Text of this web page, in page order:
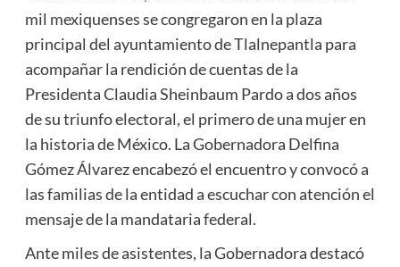
mil mexiquenses se congregaron en la plaza
principal del ayuntamiento de Tlalnepantla para
acompañar la rendición de cuentas de la
Presidenta Claudia Sheinbaum Pardo a dos años
de su triunfo electoral, el primero de una mujer en
la historia de México. La Gobernadora Delfina
Gómez Álvarez encabezó el encuentro y convocó a
las familias de la entidad a escuchar con atención el
mensaje de la mandataria federal.
Ante miles de asistentes, la Gobernadora destacó